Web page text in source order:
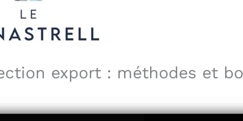
export : méthodes et